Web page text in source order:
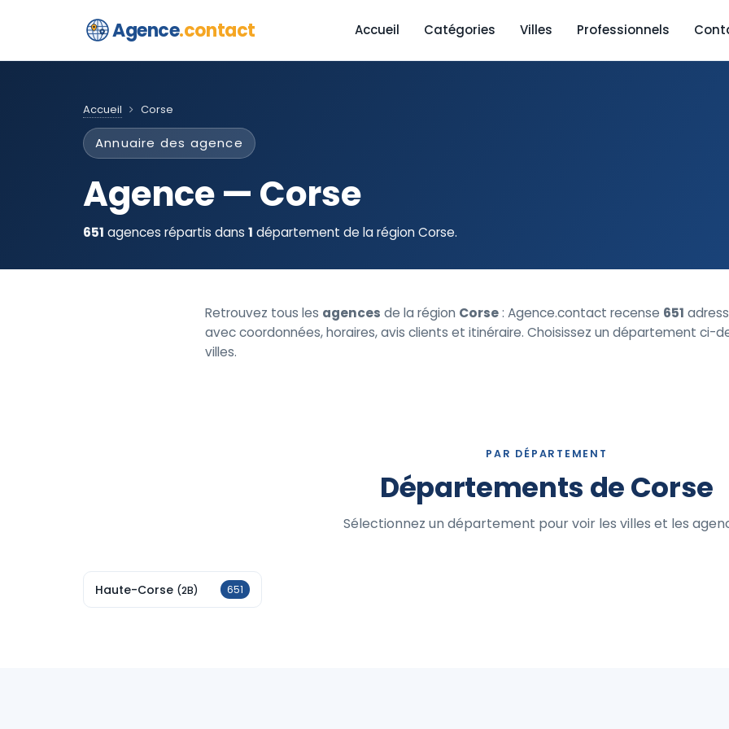
Agence.contact Accueil Catégories Villes Professionnels
Accueil Corse
Annuaire des agence
Agence — Corse
651 agences répartis dans 1 département de la région Corse.
Retrouvez tous les agences de la région Corse: Agence.contact recense 651
avec coordonnées, horaires, avis clients et itinéraire. Choisissez un département ci-
villes.
PAR DÉPARTEMENT
Départements de Corse
Sélectionnez un département pour voir les villes et les
Haute-Corse (2B) 651